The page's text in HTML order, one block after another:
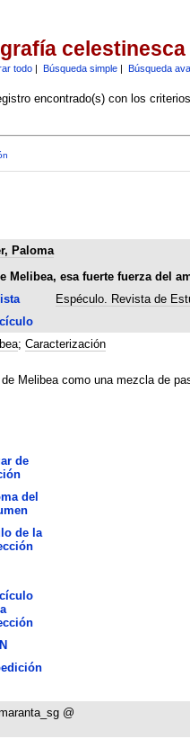
celestinesca
todo| Búsqueda simple| Búsqueda
encontrado(s) con los
Paloma
Melibea, esa fuerte fuerza del
Espéculo. Revista de
; Caracterización
Melibea como una mezcla de
de
del
de la
@